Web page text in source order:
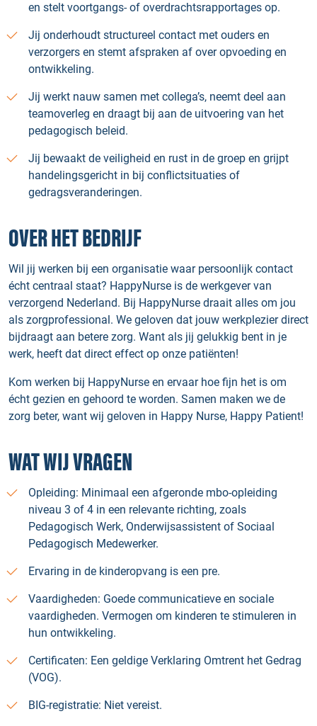
en stelt voortgangs- of overdrachtsrapportages op.
Jij onderhoudt structureel contact met ouders en
verzorgers en stemt afspraken af over opvoeding en
ontwikkeling.
Jij werkt nauw samen met collega’s, neemt deel aan
teamoverleg en draagt bij aan de uitvoering van het
pedagogisch beleid.
Jij bewaakt de veiligheid en rust in de groep en grijpt
handelingsgericht in bij conflictsituaties of
gedragsveranderingen.
OVER HET BEDRIJF
Wil jij werken bij een organisatie waar persoonlijk contact
écht centraal staat? HappyNurse is de werkgever van
verzorgend Nederland. Bij HappyNurse draait alles om jou
als zorgprofessional. We geloven dat jouw werkplezier direct
bijdraagt aan betere zorg. Want als jij gelukkig bent in je
werk, heeft dat direct effect op onze patiënten!
Kom werken bij HappyNurse en ervaar hoe fijn het is om
écht gezien en gehoord te worden. Samen maken we de
zorg beter, want wij geloven in Happy Nurse, Happy Patient!
WAT WIJ VRAGEN
Opleiding: Minimaal een afgeronde mbo-opleiding
niveau 3 of 4 in een relevante richting, zoals
Pedagogisch Werk, Onderwijsassistent of Sociaal
Pedagogisch Medewerker.
Ervaring in de kinderopvang is een pre.
Vaardigheden: Goede communicatieve en sociale
vaardigheden. Vermogen om kinderen te stimuleren in
hun ontwikkeling.
Certificaten: Een geldige Verklaring Omtrent het Gedrag
(VOG).
BIG-registratie: Niet vereist.